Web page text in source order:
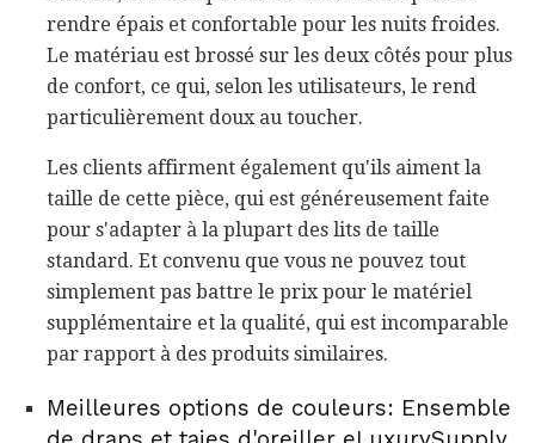
rendre épais et confortable pour les nuits froides.
Le matériau est brossé sur les deux côtés pour plus
de confort, ce qui, selon les utilisateurs, le rend
particulièrement doux au toucher.
Les clients affirment également qu'ils aiment la
taille de cette pièce, qui est généreusement faite
pour s'adapter à la plupart des lits de taille
standard. Et convenu que vous ne pouvez tout
simplement pas battre le prix pour le matériel
supplémentaire et la qualité, qui est incomparable
par rapport à des produits similaires.
Meilleures options de couleurs: Ensemble